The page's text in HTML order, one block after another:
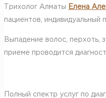
Трихолог Алматы Елена
пациентов, индивидуальный
Выпадение волос, перхоть,
приеме проводится
Полный спектр услуг по